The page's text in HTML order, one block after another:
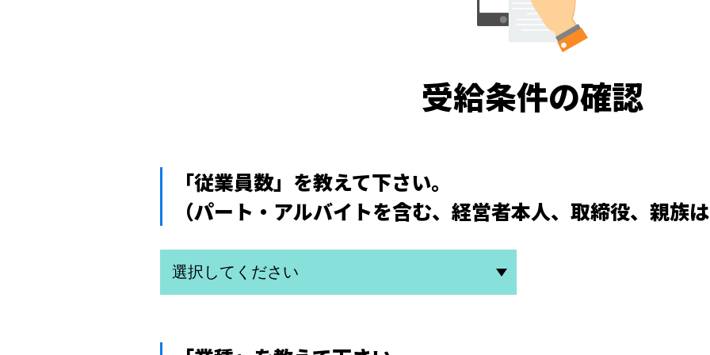
受給条件の確認
「従業員数」を教えて下さい。
（パート・アルバイトを含む、経営者本人、取締役、親族